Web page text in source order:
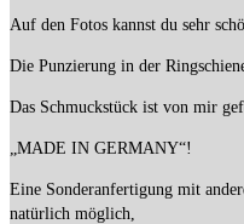
Auf den Fotos kannst du sehr
Die Punzierung in der
Das Schmuckstück ist von mir
„MADE IN GERMANY“!
Eine Sonderanfertigung mit
natürlich möglich,